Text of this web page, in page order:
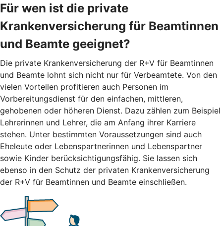
Für wen ist die private
Krankenversicherung für Beamtinnen
und Beamte geeignet?
Die private Krankenversicherung der R+V für Beamtinnen
und Beamte lohnt sich nicht nur für Verbeamtete. Von den
vielen Vorteilen profitieren auch Personen im
Vorbereitungsdienst für den einfachen, mittleren,
gehobenen oder höheren Dienst. Dazu zählen zum Beispiel
Lehrerinnen und Lehrer, die am Anfang ihrer Karriere
stehen. Unter bestimmten Voraussetzungen sind auch
Eheleute oder Lebenspartnerinnen und Lebenspartner
sowie Kinder berücksichtigungsfähig. Sie lassen sich
ebenso in den Schutz der privaten Krankenversicherung
der R+V für Beamtinnen und Beamte einschließen.